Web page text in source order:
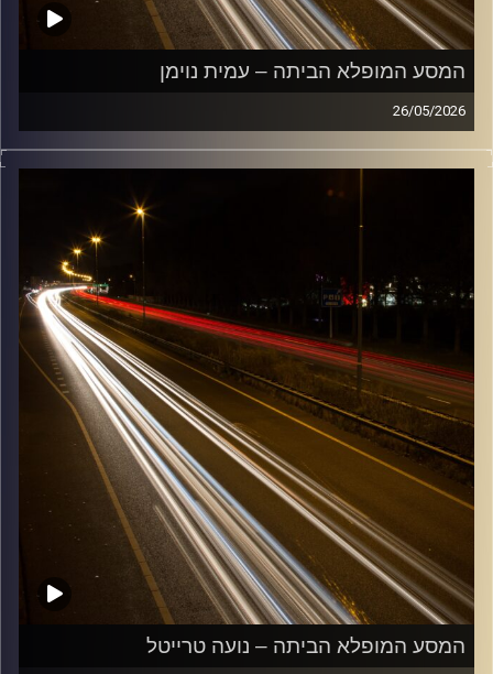
המסע המופלא הביתה – עמית נוימן
26/05/2026
מוזיקה שתלווה אותנו אחרי יום עבודה ארוך ותחזיר אותנו
הביתה בשלום עם עמית נוימן
קרדיט תמונות:
המסע המופלא הביתה – נועה טרייטל